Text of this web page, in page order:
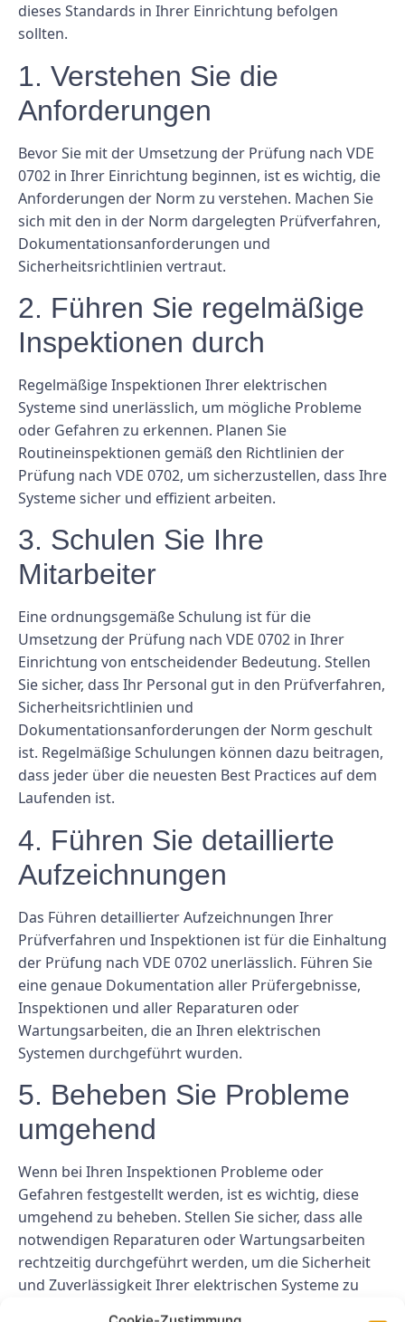
dieses Standards in Ihrer Einrichtung befolgen
sollten.
1. Verstehen Sie die
Anforderungen
Bevor Sie mit der Umsetzung der Prüfung nach VDE
0702 in Ihrer Einrichtung beginnen, ist es wichtig, die
Anforderungen der Norm zu verstehen. Machen Sie
sich mit den in der Norm dargelegten Prüfverfahren,
Dokumentationsanforderungen und
Sicherheitsrichtlinien vertraut.
2. Führen Sie regelmäßige
Inspektionen durch
Regelmäßige Inspektionen Ihrer elektrischen
Systeme sind unerlässlich, um mögliche Probleme
oder Gefahren zu erkennen. Planen Sie
Routineinspektionen gemäß den Richtlinien der
Prüfung nach VDE 0702, um sicherzustellen, dass Ihre
Systeme sicher und effizient arbeiten.
3. Schulen Sie Ihre
Mitarbeiter
Eine ordnungsgemäße Schulung ist für die
Umsetzung der Prüfung nach VDE 0702 in Ihrer
Einrichtung von entscheidender Bedeutung. Stellen
Sie sicher, dass Ihr Personal gut in den Prüfverfahren,
Sicherheitsrichtlinien und
Dokumentationsanforderungen der Norm geschult
ist. Regelmäßige Schulungen können dazu beitragen,
dass jeder über die neuesten Best Practices auf dem
Laufenden ist.
4. Führen Sie detaillierte
Aufzeichnungen
Das Führen detaillierter Aufzeichnungen Ihrer
Prüfverfahren und Inspektionen ist für die Einhaltung
der Prüfung nach VDE 0702 unerlässlich. Führen Sie
eine genaue Dokumentation aller Prüfergebnisse,
Inspektionen und aller Reparaturen oder
Wartungsarbeiten, die an Ihren elektrischen
Systemen durchgeführt wurden.
5. Beheben Sie Probleme
umgehend
Wenn bei Ihren Inspektionen Probleme oder
Gefahren festgestellt werden, ist es wichtig, diese
umgehend zu beheben. Stellen Sie sicher, dass alle
notwendigen Reparaturen oder Wartungsarbeiten
rechtzeitig durchgeführt werden, um die Sicherheit
und Zuverlässigkeit Ihrer elektrischen Systeme zu